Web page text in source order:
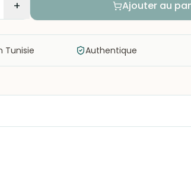
+ Ajouter au
Tunisie Authentique